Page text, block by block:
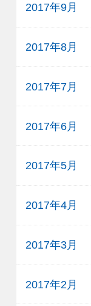
2017年9月
2017年8月
2017年7月
2017年6月
2017年5月
2017年4月
2017年3月
2017年2月